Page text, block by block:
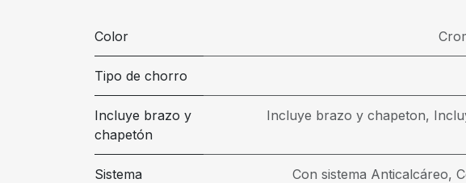
Color
Tipo de chorro
Incluye brazo y
chapetón
Incluye brazo y chapeton,
Sistema
Con sistema Anticalcáreo,